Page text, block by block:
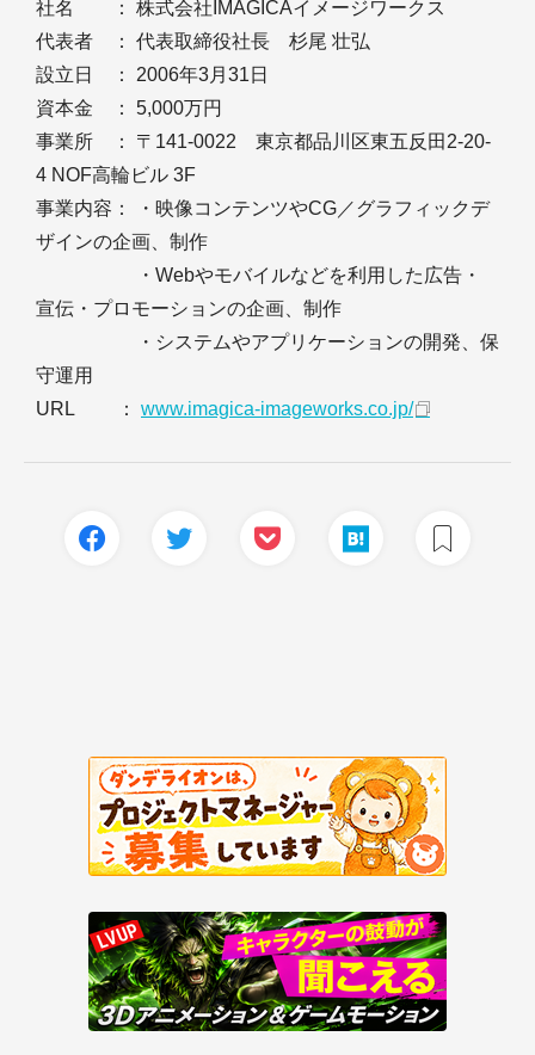
社名 ： 株式会社IMAGICAイメージワークス
代表者 ： 代表取締役社長 杉尾 壮弘
設立日 ： 2006年3月31日
資本金 ： 5,000万円
事業所 ： 〒141-0022 東京都品川区東五反田2-20-
4 NOF高輪ビル 3F
事業内容： ・映像コンテンツやCG／グラフィックデ
ザインの企画、制作
・Webやモバイルなどを利用した広告・
宣伝・プロモーションの企画、制作
・システムやアプリケーションの開発、保
守運用
URL ： www.imagica-imageworks.co.jp/